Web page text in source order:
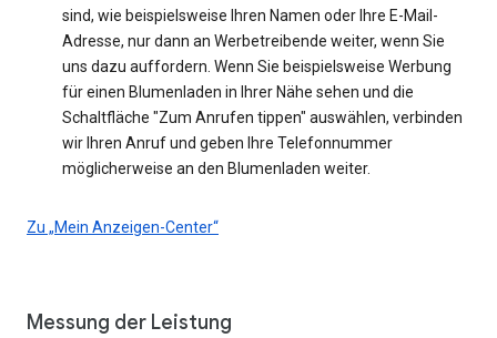
sind, wie beispielsweise Ihren Namen oder Ihre E-Mail-
Adresse, nur dann an Werbetreibende weiter, wenn Sie
uns dazu auffordern. Wenn Sie beispielsweise Werbung
für einen Blumenladen in Ihrer Nähe sehen und die
Schaltfläche "Zum Anrufen tippen" auswählen, verbinden
wir Ihren Anruf und geben Ihre Telefonnummer
möglicherweise an den Blumenladen weiter.
Zu „Mein Anzeigen-Center“
Messung der Leistung